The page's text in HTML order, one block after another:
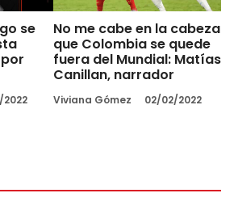
se
No me cabe en la cabeza
que Colombia se quede
fuera del Mundial: Matías
Canillan, narrador
Viviana Gómez 02/02/2022